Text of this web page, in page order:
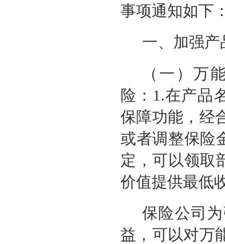
事项通知如下
一、加强产
（一）万
险：1.在产品
保障功能，经
或者调整保险
定，可以领取
价值提供最低
保险公司
益，可以对万